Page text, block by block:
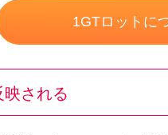
1GTロットに
映される